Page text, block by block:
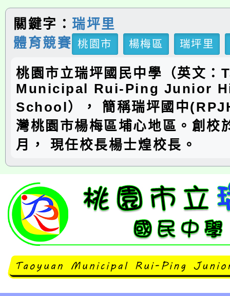
關鍵字： 瑞坪里
體育競賽 桃園市 楊梅區 瑞坪里
桃園市立瑞坪國民中學（英文：
Municipal Rui-Ping Junior
School）， 簡稱瑞坪國中
灣桃園市楊梅區埔心地區。創校
月， 現任校長楊士煌校長。